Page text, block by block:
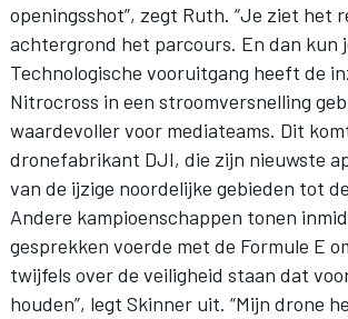
MEER RACEKLASSEN
openingsshot”, zegt Ruth. “Je ziet het
achtergrond het parcours. En dan kun
Technologische vooruitgang heeft de
Nitrocross in een stroomversnelling
waardevoller voor mediateams. Dit
dronefabrikant DJI, die zijn nieuwste
van de ijzige noordelijke gebieden tot
Andere kampioenschappen tonen
gesprekken voerde met de Formule E
twijfels over de veiligheid staan dat
houden”, legt Skinner uit. “Mijn drone